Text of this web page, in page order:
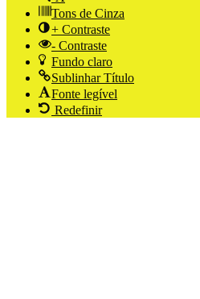
Tons de Cinza
+ Contraste
- Contraste
Fundo claro
Sublinhar Título
Fonte legível
Redefinir